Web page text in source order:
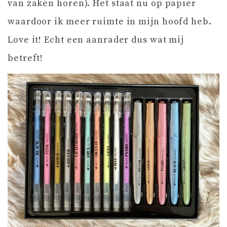
van zaken horen). Het staat nu op papier
waardoor ik meer ruimte in mijn hoofd heb.
Love it! Echt een aanrader dus wat mij
betreft!